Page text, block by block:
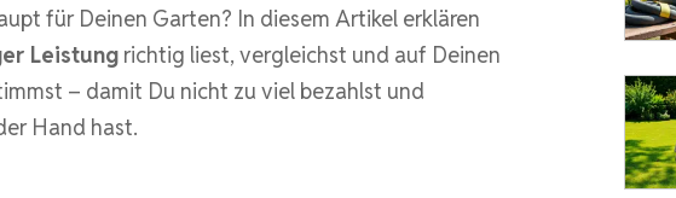
für Deinen Garten? In diesem Artikel erklären
Leistung richtig liest, vergleichst und auf Deinen
– damit Du nicht zu viel bezahlst und
Hand hast.